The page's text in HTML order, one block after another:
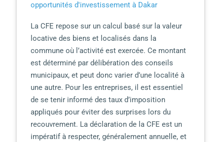
opportunités d'investissement à Dakar
La CFE repose sur un calcul basé sur la valeur
locative des biens et localisés dans la
commune où l’activité est exercée. Ce montant
est déterminé par délibération des conseils
municipaux, et peut donc varier d’une localité à
une autre. Pour les entreprises, il est essentiel
de se tenir informé des taux d’imposition
appliqués pour éviter des surprises lors du
recouvrement. La déclaration de la CFE est un
impératif à respecter, généralement annuelle, et